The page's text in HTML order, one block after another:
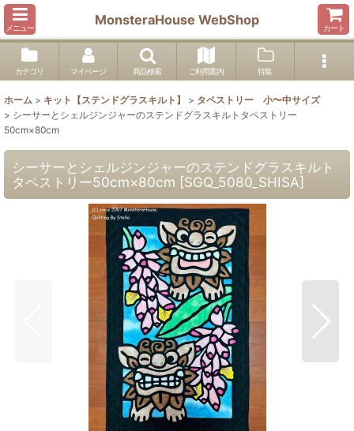
メニュー
MonsteraHouse WebShop
カート
カテゴリ マイページ 商品検索 ご利用案内 特集
ホーム > キット【ステンドグラスキルト】 > タペストリー 小〜中サイズ
> シーサーとシェルジンジャーのステンドグラスキルトタペストリー
50cm×80cm
シーサーとシェルジンジャーのステンドグラスキルト
タペストリー50cm×80cm [SGQ_5080_SHISA]